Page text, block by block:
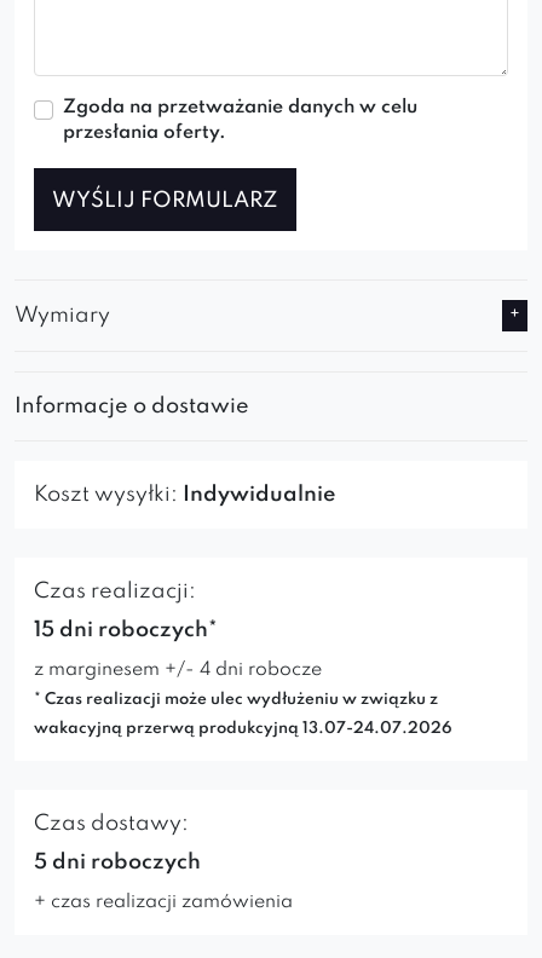
Zgoda na przetważanie danych w celu
przesłania oferty.
WYŚLIJ FORMULARZ
Wymiary
Informacje o dostawie
Koszt wysyłki: Indywidualnie
Czas realizacji:
15 dni roboczych*
z marginesem +/- 4 dni robocze
* Czas realizacji może ulec wydłużeniu w związku z
wakacyjną przerwą produkcyjną 13.07-24.07.2026
Czas dostawy:
5 dni roboczych
+ czas realizacji zamówienia